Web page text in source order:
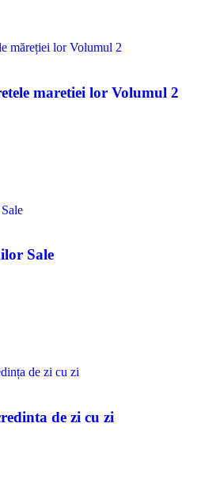
maretiei lor Volumul 2
Sale
de zi cu zi